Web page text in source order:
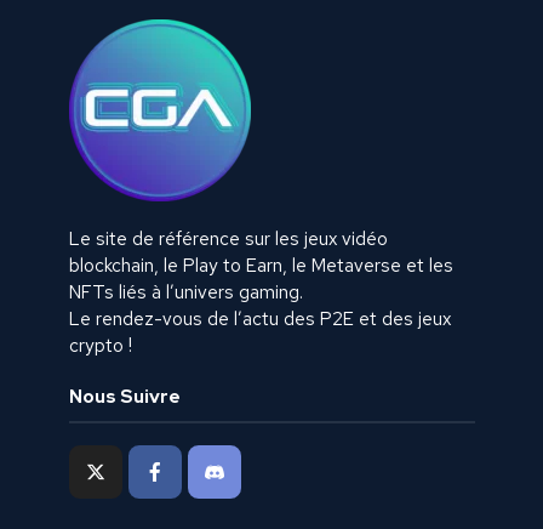
Le site de référence sur les jeux vidéo
blockchain, le Play to Earn, le Metaverse et les
NFTs liés à l’univers gaming.
Le rendez-vous de l’actu des P2E et des jeux
crypto !
Nous Suivre